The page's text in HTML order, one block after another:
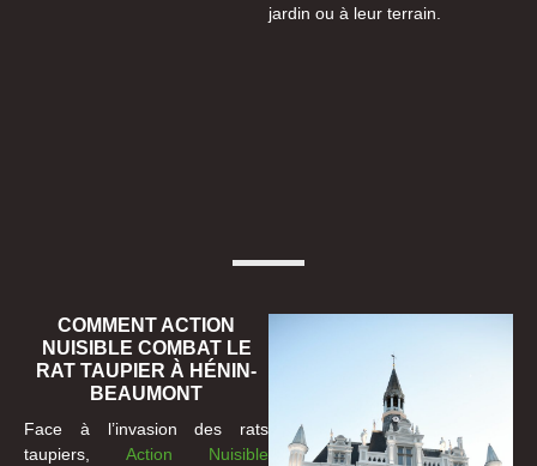
jardin ou à leur terrain.
COMMENT ACTION
NUISIBLE COMBAT LE
RAT TAUPIER À HÉNIN-
BEAUMONT
Face à l’invasion des rats
taupiers, Action Nuisible